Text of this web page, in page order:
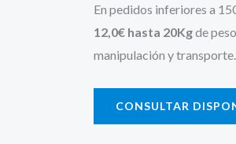
En pedidos inferiores a
12,0€ hasta 20Kgde
manipulación y transporte.
CONSULTAR